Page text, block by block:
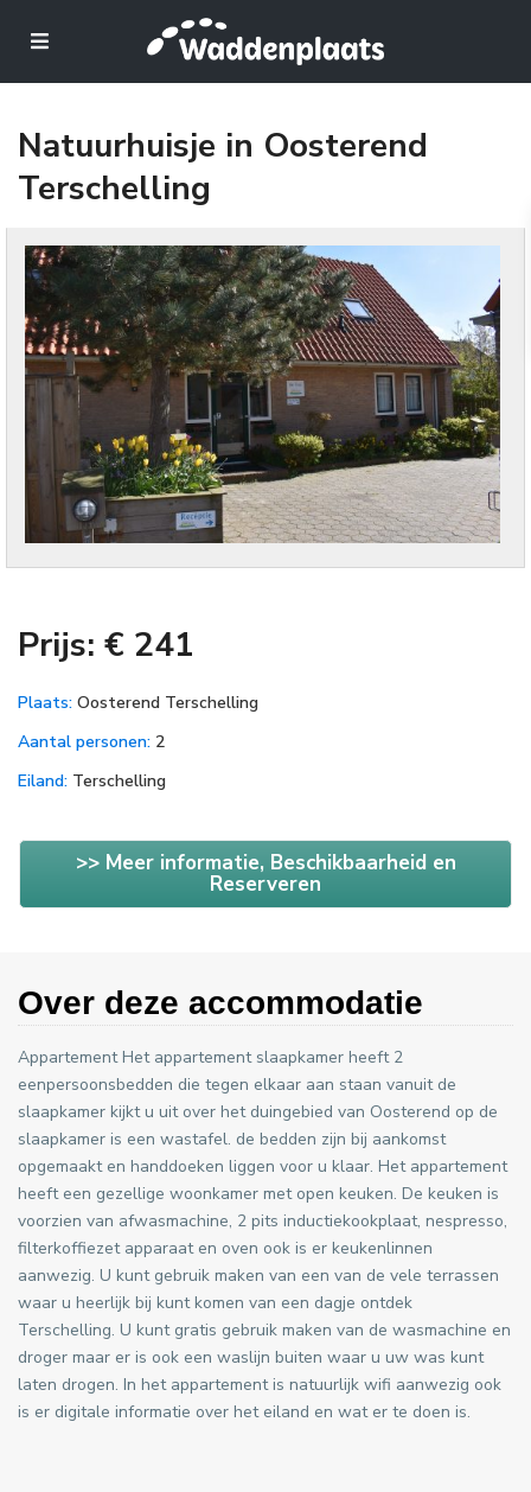
Natuurhuisje in Oosterend
Terschelling
Prijs: € 241
Plaats: Oosterend Terschelling
Aantal personen: 2
Eiland: Terschelling
>> Meer informatie, Beschikbaarheid en
Reserveren
Over deze accommodatie
Appartement Het appartement slaapkamer heeft 2
eenpersoonsbedden die tegen elkaar aan staan vanuit de
slaapkamer kijkt u uit over het duingebied van Oosterend op de
slaapkamer is een wastafel. de bedden zijn bij aankomst
opgemaakt en handdoeken liggen voor u klaar. Het appartement
heeft een gezellige woonkamer met open keuken. De keuken is
voorzien van afwasmachine, 2 pits inductiekookplaat, nespresso,
filterkoffiezet apparaat en oven ook is er keukenlinnen
aanwezig. U kunt gebruik maken van een van de vele terrassen
waar u heerlijk bij kunt komen van een dagje ontdek
Terschelling. U kunt gratis gebruik maken van de wasmachine en
droger maar er is ook een waslijn buiten waar u uw was kunt
laten drogen. In het appartement is natuurlijk wifi aanwezig ook
is er digitale informatie over het eiland en wat er te doen is.